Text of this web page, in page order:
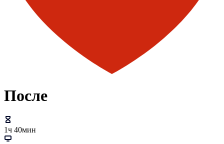
После
1ч 40мин